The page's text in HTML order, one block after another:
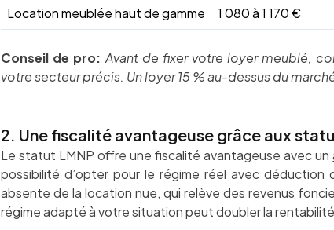
Location meublée haut de gamme
1 080 à 1 170 €
Conseil de pro: Avant de fixer votre loyer meublé,
votre secteur précis. Un loyer 15 % au-dessus du
2. Une fiscalité avantageuse grâce aux
Le statut LMNP offre une fiscalité avantageuse avec un
possibilité d’opter pour le régime réel avec
absente de la location nue, qui relève des revenus
régime adapté à votre situation peut doubler la